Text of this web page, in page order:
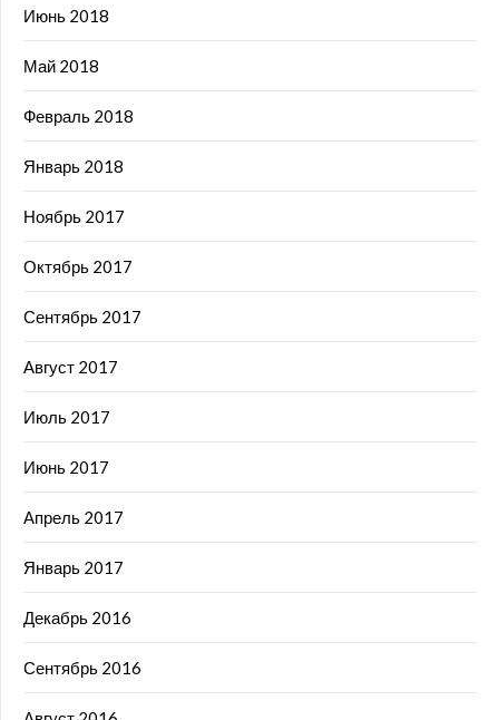
Июнь 2018
Май 2018
Февраль 2018
Январь 2018
Ноябрь 2017
Октябрь 2017
Сентябрь 2017
Август 2017
Июль 2017
Июнь 2017
Апрель 2017
Январь 2017
Декабрь 2016
Сентябрь 2016